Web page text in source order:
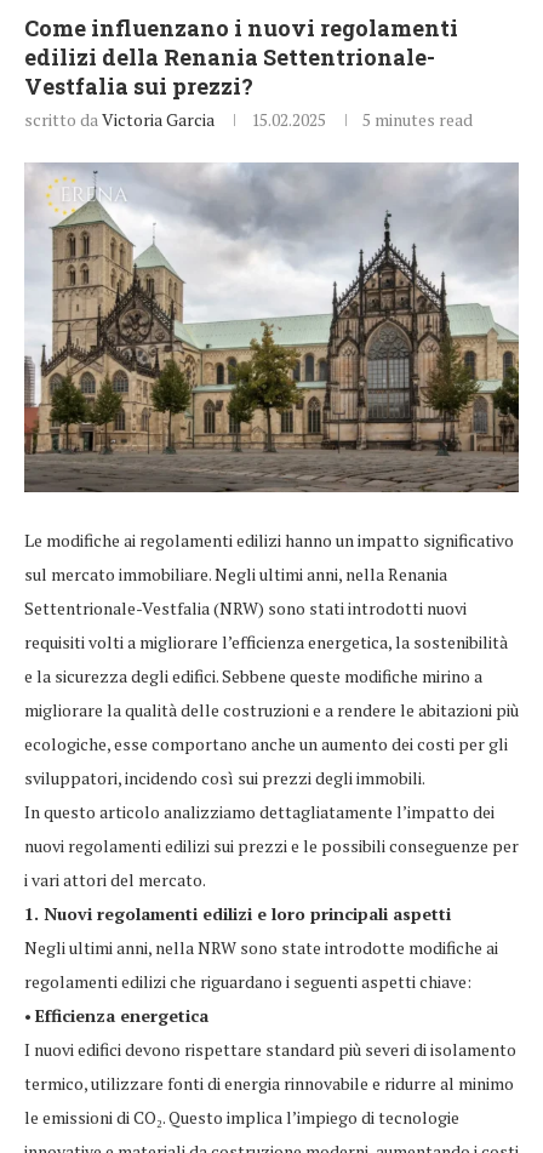
Come influenzano i nuovi regolamenti
edilizi della Renania Settentrionale-
Vestfalia sui prezzi?
scritto daVictoria Garcia 15.02.2025 5 minutes read
Le modifiche ai regolamenti edilizi hanno un impatto significativo
sul mercato immobiliare. Negli ultimi anni, nella Renania
Settentrionale-Vestfalia (NRW) sono stati introdotti nuovi
requisiti volti a migliorare l’efficienza energetica, la sostenibilità
e la sicurezza degli edifici. Sebbene queste modifiche mirino a
migliorare la qualità delle costruzioni e a rendere le abitazioni più
ecologiche, esse comportano anche un aumento dei costi per gli
sviluppatori, incidendo così sui prezzi degli immobili.
In questo articolo analizziamo dettagliatamente l’impatto dei
nuovi regolamenti edilizi sui prezzi e le possibili conseguenze per
i vari attori del mercato.
1. Nuovi regolamenti edilizi e loro principali aspetti
Negli ultimi anni, nella NRW sono state introdotte modifiche ai
regolamenti edilizi che riguardano i seguenti aspetti chiave:
• Efficienza energetica
I nuovi edifici devono rispettare standard più severi di isolamento
termico, utilizzare fonti di energia rinnovabile e ridurre al minimo
le emissioni di CO₂. Questo implica l’impiego di tecnologie